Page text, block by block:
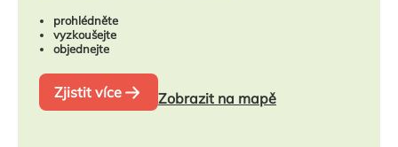
prohlédněte
vyzkoušejte
objednejte
Zjistit více Zobrazit na mapě